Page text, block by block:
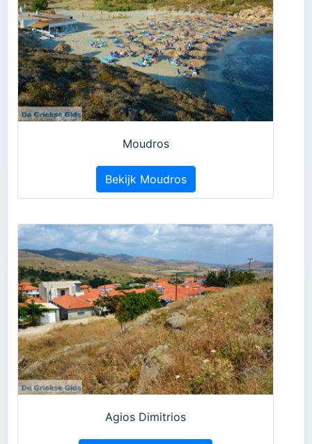
Moudros
Bekijk Moudros
Agios Dimitrios